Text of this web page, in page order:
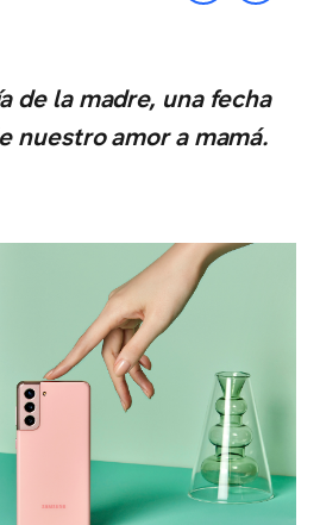
de la madre, una fecha
nuestro amor a mamá.